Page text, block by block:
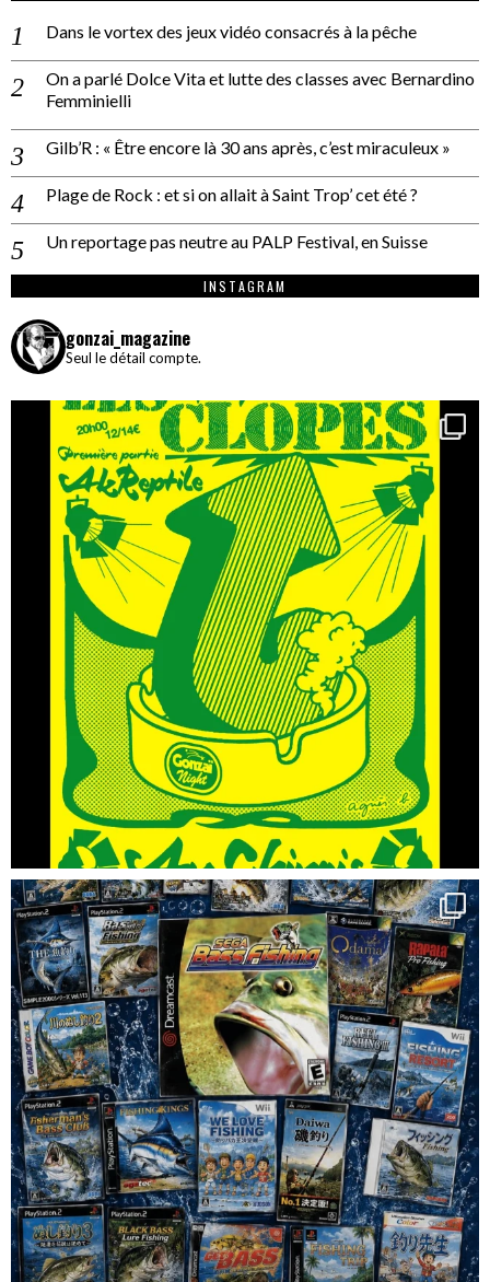
Dans le vortex des jeux vidéo consacrés à la pêche
On a parlé Dolce Vita et lutte des classes avec Bernardino
Femminielli
Gilb’R : « Être encore là 30 ans après, c’est miraculeux »
Plage de Rock : et si on allait à Saint Trop’ cet été ?
Un reportage pas neutre au PALP Festival, en Suisse
INSTAGRAM
gonzai_magazine
Seul le détail compte.